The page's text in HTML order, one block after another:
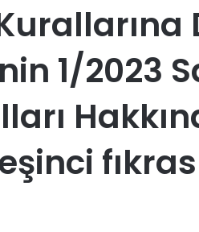
1/2023